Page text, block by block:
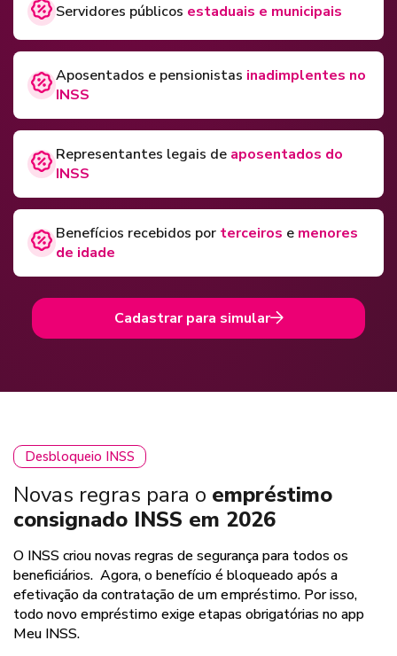
Servidores públicos estaduais e municipais
Aposentados e pensionistas inadimplentes no
INSS
Representantes legais de aposentados do
INSS
Benefícios recebidos por terceiros e menores
de idade
Cadastrar para simular
Desbloqueio INSS
Novas regras para o empréstimo
consignado INSS em 2026
O INSS criou novas regras de segurança para todos os
beneficiários. Agora, o benefício é bloqueado após a
efetivação da contratação de um empréstimo. Por isso,
todo novo empréstimo exige etapas obrigatórias no app
Meu INSS.